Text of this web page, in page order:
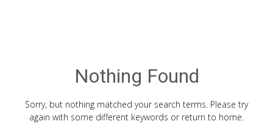
Nothing Found
Sorry, but nothing matched your search terms. Please try
again with some different keywords or return to home.